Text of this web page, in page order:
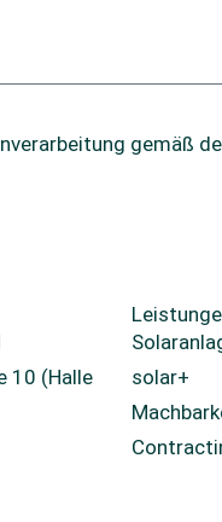
gemäß
10 (Halle
solar+